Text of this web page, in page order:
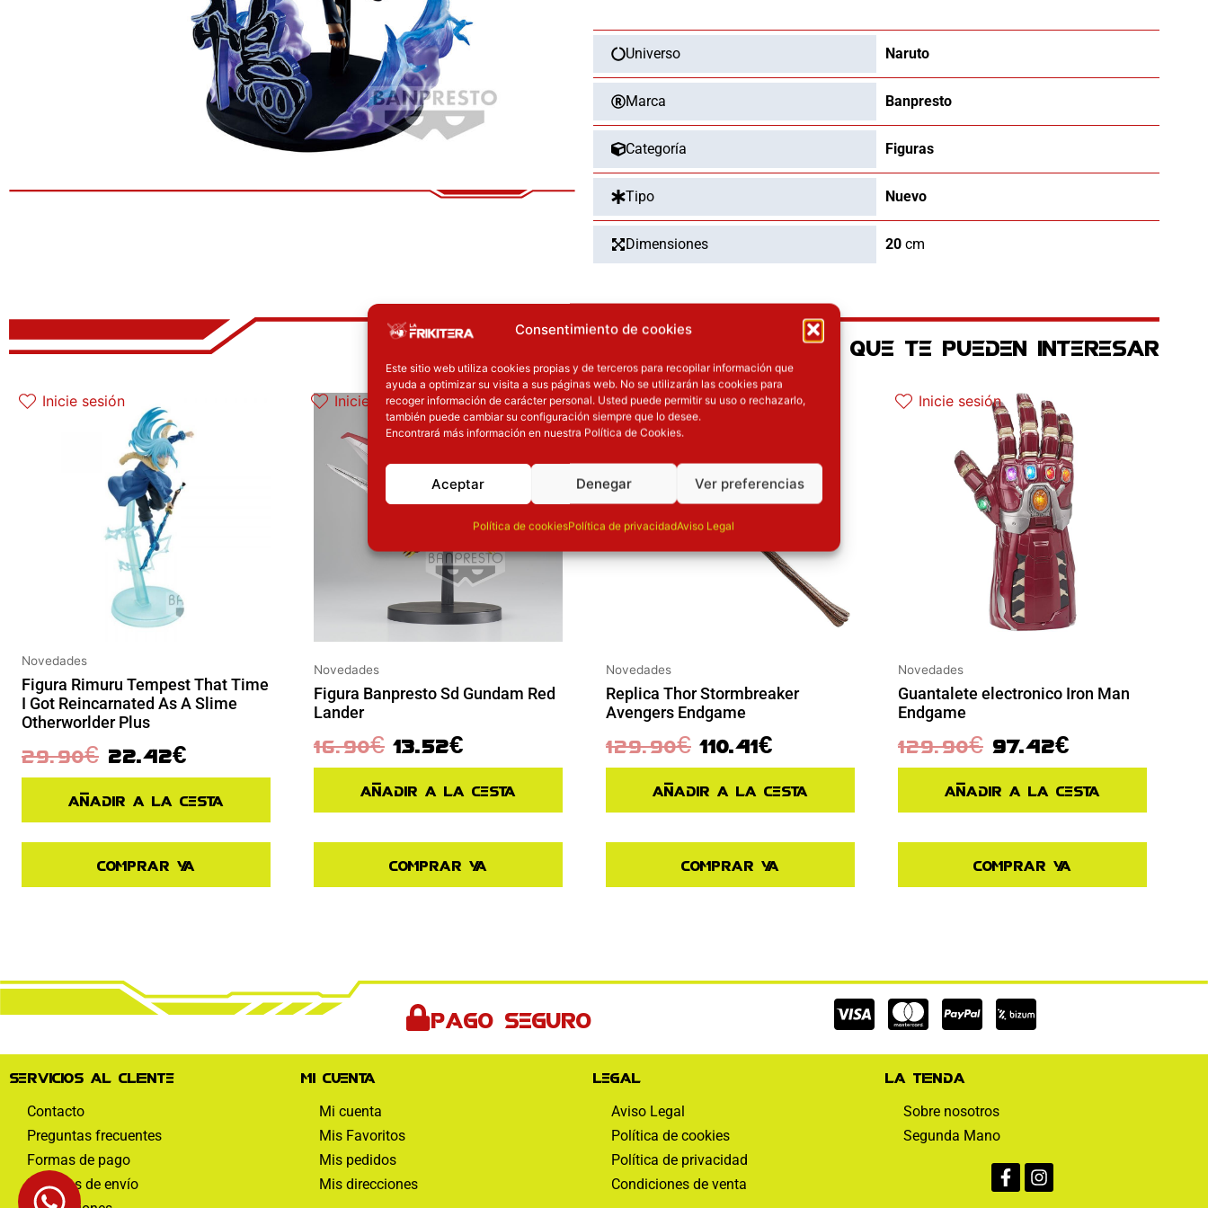
Consentimiento de cookies
Este sitio web utiliza cookies propias y de terceros para recopilar información que
ayuda a optimizar su visita a sus páginas web. No se utilizarán las cookies para
recoger información de carácter personal. Usted puede permitir su uso o rechazarlo,
también puede cambiar su configuración siempre que lo desee.
Encontrará más información en nuestra Política de Cookies.
Aceptar Denegar Ver preferencias
Política de cookiesPolítica de privacidadAviso Legal
Stars
Naruto
Shippuden
20cm
cantidad
Universo Naruto
Marca Banpresto
Categoría Figuras
Tipo Nuevo
Dimensiones 20 cm
OTROS PRODUCTOS QUE TE PUEDEN INTERESAR
Inicie sesión
Novedades
Figura Rimuru Tempest That Time
I Got Reincarnated As A Slime
Otherworlder Plus
29.90€ 22.42€
Añadir a la cesta
Comprar ya
Inicie sesión
Novedades
Figura Banpresto Sd Gundam Red
Lander
16.90€
El precio original era: 16.90€.
13.52€
El precio actual es: 13.52€.
Añadir a la cesta
Comprar ya
Inicie sesión
Novedades
Replica Thor Stormbreaker
Avengers Endgame
129.90€
El precio original era: 129.90€.
110.41€
El precio actual es: 110.41€.
Añadir a la cesta
Comprar ya
Inicie sesión
Novedades
Guantalete electronico Iron Man
Endgame
129.90€ 97.42€
Añadir a la cesta
Comprar ya
Pago seguro
Cc-
visa
Cc-
mastercard
Cc-
paypal
Servicios al cliente
Contacto
Preguntas frecuentes
Formas de pago
Políticas de envío
Mi cuenta
Mi cuenta
Mis Favoritos
Mis pedidos
Mis direcciones
Legal
Aviso Legal
Política de cookies
Política de privacidad
Condiciones de venta
La tienda
Sobre nosotros
Segunda Mano
f